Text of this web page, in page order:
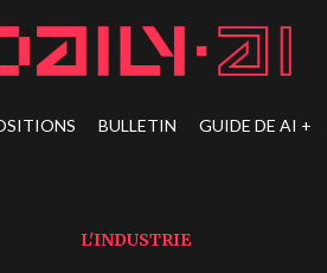
BULLETIN GUIDE DE AI
L'INDUSTRIE